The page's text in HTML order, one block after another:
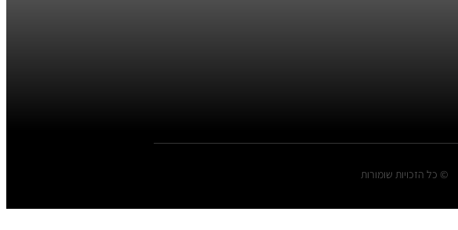
© כל הזכויות שומורות